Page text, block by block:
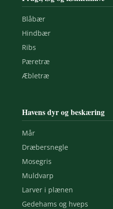
Blåbær
Hindbær
Ribs
Pæretræ
Æbletræ
Havens dyr og beskæring
Mår
Dræbersnegle
Mosegris
Muldvarp
Larver i plænen
Gedehams og hveps